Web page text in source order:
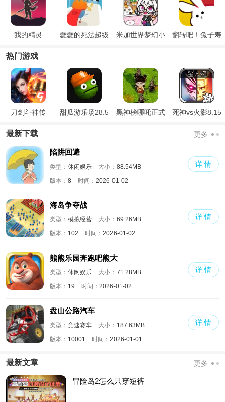
我的精灵
蠢蠢的死法超级
米加世界梦幻小
翻转吧！兔子寿
热门游戏
刀剑斗神传
甜瓜游乐场28.5
黑神榜哪吒正式
死神vs火影8.15
最新下载 更多
陷阱回避
类型： 休闲娱乐 大小： 88.54MB
版本： 8 时间： 2026-01-02
详 情
海岛争夺战
类型： 模拟经营 大小： 69.26MB
版本： 102 时间： 2026-01-02
详 情
熊熊乐园奔跑吧熊大
类型： 休闲娱乐 大小： 71.28MB
版本： 19 时间： 2026-01-02
详 情
盘山公路汽车
类型： 竞速赛车 大小： 187.63MB
版本： 10001 时间： 2026-01-01
详 情
最新文章 更多
冒险岛2怎么只穿短裤